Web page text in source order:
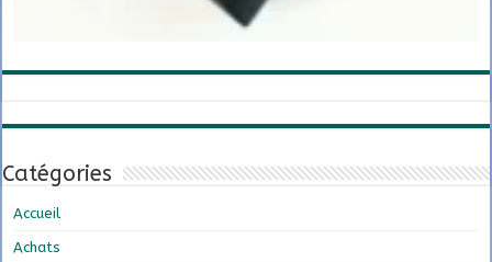
Catégories
Accueil
Achats